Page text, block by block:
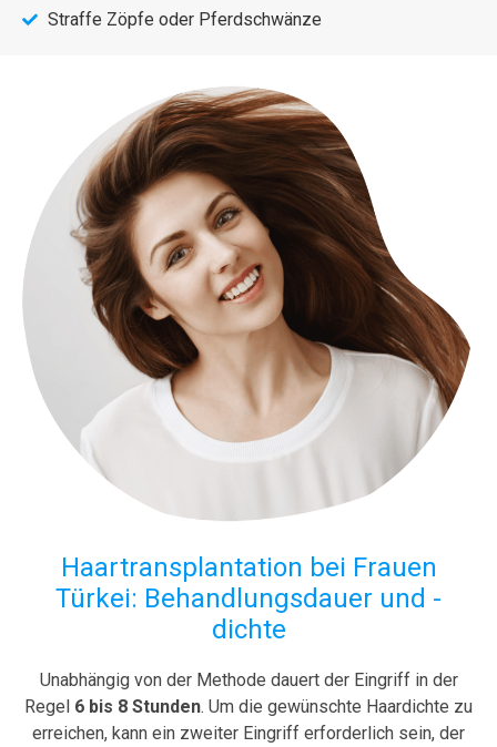
Straffe Zöpfe oder Pferdschwänze
Haartransplantation bei Frauen
Türkei: Behandlungsdauer und -
dichte
Unabhängig von der Methode dauert der Eingriff in der
Regel 6 bis 8 Stunden. Um die gewünschte Haardichte zu
erreichen, kann ein zweiter Eingriff erforderlich sein, der